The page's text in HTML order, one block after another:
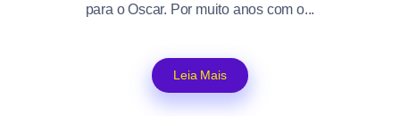
para o Oscar. Por muito anos com o...
Leia Mais